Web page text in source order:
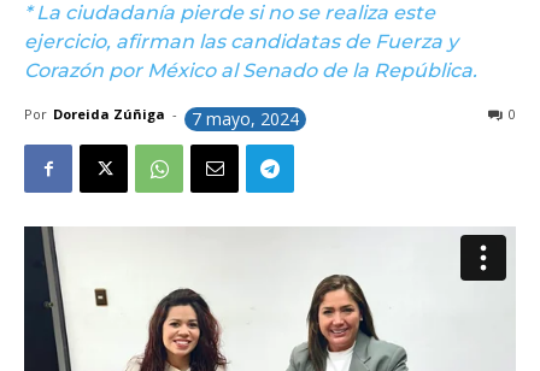
* La ciudadanía pierde si no se realiza este
ejercicio, afirman las candidatas de Fuerza y
Corazón por México al Senado de la República.
Por Doreida Zúñiga - 7 mayo, 2024 0